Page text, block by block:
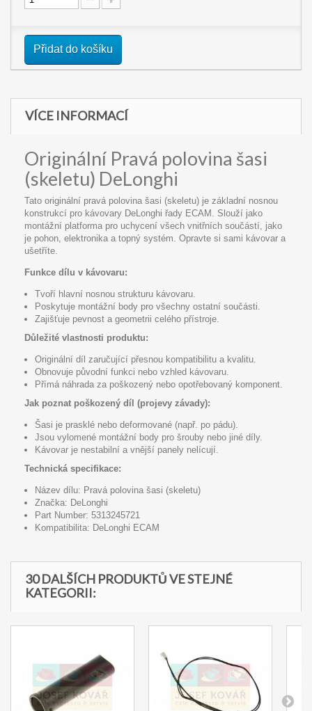
Přidat do košíku
VÍCE INFORMACÍ
Originální Pravá polovina šasi
(skeletu) DeLonghi
Tato originální pravá polovina šasi (skeletu) je základní nosnou
konstrukcí pro kávovary DeLonghi řady ECAM. Slouží jako
montážní platforma pro uchycení všech vnitřních součástí, jako
je pohon, elektronika a topný systém. Opravte si sami kávovar a
ušetříte.
Funkce dílu v kávovaru:
Tvoří hlavní nosnou strukturu kávovaru.
Poskytuje montážní body pro všechny ostatní součásti.
Zajišťuje pevnost a geometrii celého přístroje.
Důležité vlastnosti produktu:
Originální díl zaručující přesnou kompatibilitu a kvalitu.
Obnovuje původní funkci nebo vzhled kávovaru.
Přímá náhrada za poškozený nebo opotřebovaný komponent.
Jak poznat poškozený díl (projevy závady):
Šasi je prasklé nebo deformované (např. po pádu).
Jsou vylomené montážní body pro šrouby nebo jiné díly.
Kávovar je nestabilní a vnější panely nelícují.
Technická specifikace:
Název dílu: Pravá polovina šasi (skeletu)
Značka: DeLonghi
Part Number: 5313245721
Kompatibilita: DeLonghi ECAM
30 DALŠÍCH PRODUKTŮ VE STEJNÉ
KATEGORII: